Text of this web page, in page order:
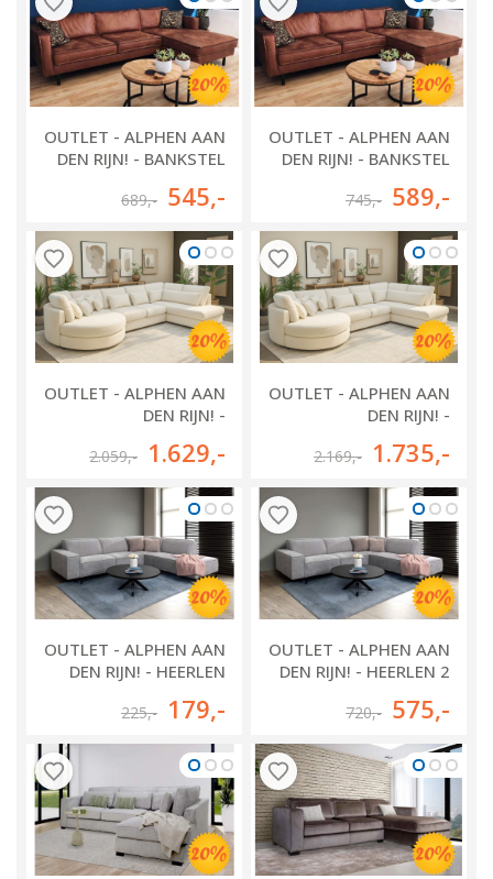
OUTLET - ALPHEN AAN
DEN RIJN! - BANKSTEL
689,- 545,-
OUTLET - ALPHEN AAN
DEN RIJN! - BANKSTEL
745,- 589,-
OUTLET - ALPHEN AAN
DEN RIJN! -
LONGCHAIR KLEIN + 2
KLEIN
2.059,- 1.629,-
OUTLET - ALPHEN AAN
DEN RIJN! -
LONGCHAIR ROND
OTTOMAAN GROOT
2.169,- 1.735,-
OUTLET - ALPHEN AAN
DEN RIJN! - HEERLEN
225,- 179,-
OUTLET - ALPHEN AAN
DEN RIJN! - HEERLEN 2
720,- 575,-